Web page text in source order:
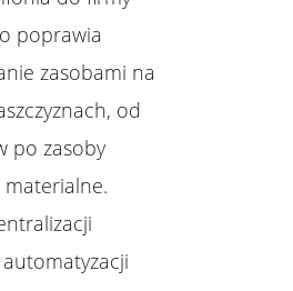
poprawia
zasobami na
od
po zasoby
materialne.